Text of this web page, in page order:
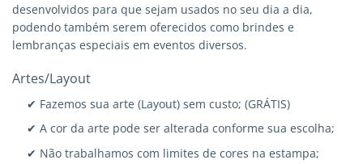
desenvolvidos para que sejam usados no seu dia a dia,
podendo também serem oferecidos como brindes e
lembranças especiais em eventos diversos.
Artes/Layout
✔ Fazemos sua arte (Layout) sem custo; (GRÁTIS)
✔ A cor da arte pode ser alterada conforme sua escolha;
✔ Não trabalhamos com limites de cores na estampa;